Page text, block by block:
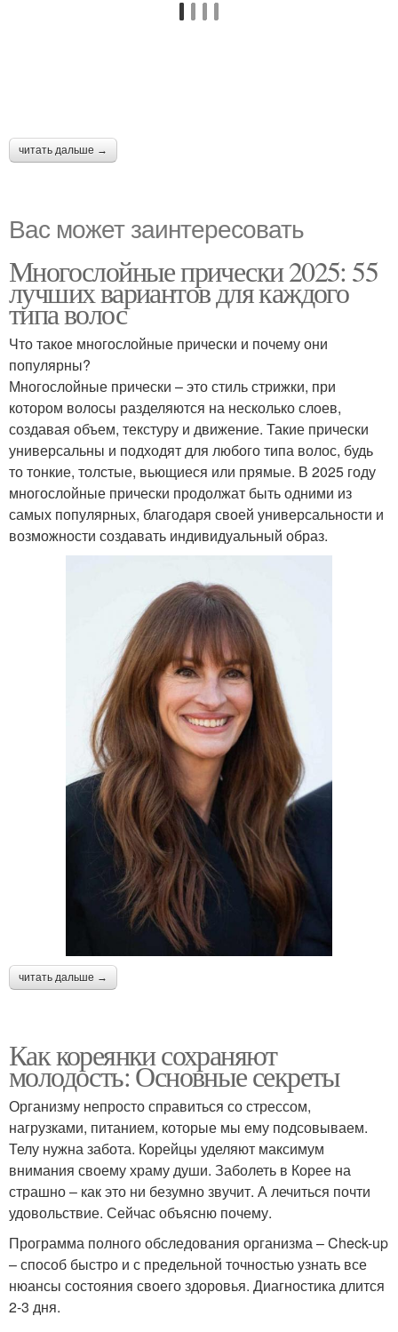
читать дальше →
Вас может заинтересовать
Многослойные прически 2025: 55
лучших вариантов для каждого
типа волос
Что такое многослойные прически и почему они
популярны?
Многослойные прически – это стиль стрижки, при
котором волосы разделяются на несколько слоев,
создавая объем, текстуру и движение. Такие прически
универсальны и подходят для любого типа волос, будь
то тонкие, толстые, вьющиеся или прямые. В 2025 году
многослойные прически продолжат быть одними из
самых популярных, благодаря своей универсальности и
возможности создавать индивидуальный образ.
читать дальше →
Как кореянки сохраняют
молодость: Основные секреты
Организму непросто справиться со стрессом,
нагрузками, питанием, которые мы ему подсовываем.
Телу нужна забота. Корейцы уделяют максимум
внимания своему храму души. Заболеть в Корее на
страшно – как это ни безумно звучит. А лечиться почти
удовольствие. Сейчас объясню почему.
Программа полного обследования организма – Check-up
– способ быстро и с предельной точностью узнать все
нюансы состояния своего здоровья. Диагностика длится
2-3 дня.